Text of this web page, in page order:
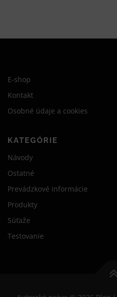
E-shop
Kontakt
Osobné údaje a cookies
KATEGÓRIE
Návody
Ostatné
Prevádzkové informácie
Produkty
Súťaže
Testovanie